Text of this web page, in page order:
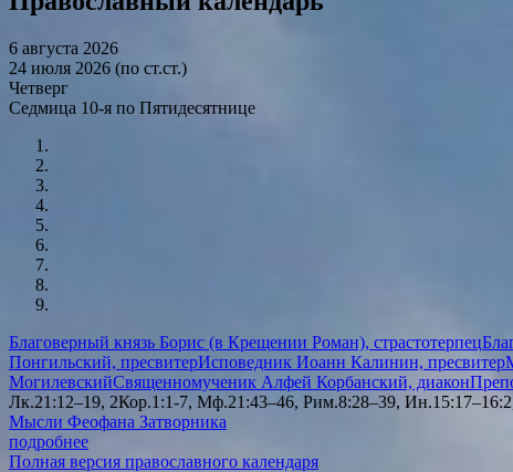
6 августа 2026
24 июля 2026 (по ст.ст.)
Четверг
Седмица 10-я по Пятидесятнице
Благоверный князь Борис (в Крещении Роман), страстотерпец
Понгильский, пресвитерИсповедник Иоанн Калинин, пресвитер
МогилевскийСвященномученик Алфей Корбанский, диакон
Лк.21:12–19, 2Кор.1:1-7, Мф.21:43–46, Рим.8:28–39,
Мысли Феофана Затворника
подробнее
Полная версия православного календаря